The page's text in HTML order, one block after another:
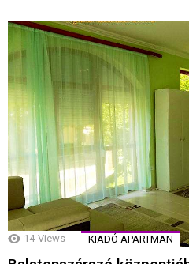
14 Views KIADÓ APARTMAN